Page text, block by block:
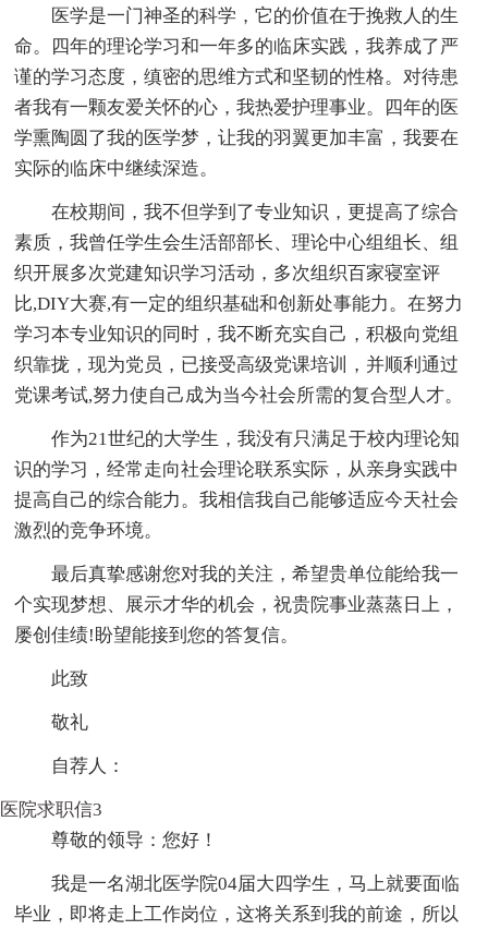
医学是一门神圣的科学，它的价值在于挽救人的生
命。四年的理论学习和一年多的临床实践，我养成了严
谨的学习态度，缜密的思维方式和坚韧的性格。对待患
者我有一颗友爱关怀的心，我热爱护理事业。四年的医
学熏陶圆了我的医学梦，让我的羽翼更加丰富，我要在
实际的临床中继续深造。
在校期间，我不但学到了专业知识，更提高了综合
素质，我曾任学生会生活部部长、理论中心组组长、组
织开展多次党建知识学习活动，多次组织百家寝室评
比,DIY大赛,有一定的组织基础和创新处事能力。在努力
学习本专业知识的同时，我不断充实自己，积极向党组
织靠拢，现为党员，已接受高级党课培训，并顺利通过
党课考试,努力使自己成为当今社会所需的复合型人才。
作为21世纪的大学生，我没有只满足于校内理论知
识的学习，经常走向社会理论联系实际，从亲身实践中
提高自己的综合能力。我相信我自己能够适应今天社会
激烈的竞争环境。
最后真挚感谢您对我的关注，希望贵单位能给我一
个实现梦想、展示才华的机会，祝贵院事业蒸蒸日上，
屡创佳绩!盼望能接到您的答复信。
此致
敬礼
自荐人：
医院求职信3
尊敬的领导：您好！
我是一名湖北医学院04届大四学生，马上就要面临
毕业，即将走上工作岗位，这将关系到我的前途，所以